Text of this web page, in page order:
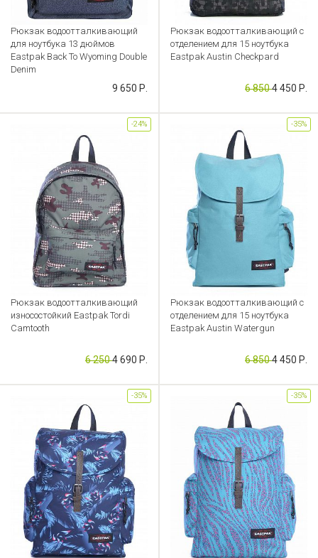
Рюкзак водоотталкивающий
для ноутбука 13 дюймов
Eastpak Back To Wyoming Double
Denim
9 650 Р.
Рюкзак водоотталкивающий с
отделением для 15 ноутбука
Eastpak Austin Checkpard
Артикул: FL000039247
6 8504 450 Р.
Pюкзак водоотталкивающий
износостойкий Eastpak Tordi
Camtooth
Артикул: FL000039089
6 2504 690 Р.
-24%
Рюкзак водоотталкивающий с
отделением для 15 ноутбука
Eastpak Austin Watergun
Артикул: FL000039111
6 8504 450 Р.
-35%
-35% -35%